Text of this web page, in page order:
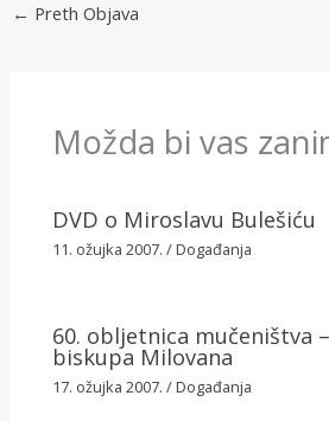
← Preth Objava
Možda bi vas
DVD o Miroslavu Bulešiću
11. ožujka 2007./Događanja
60. obljetnica mučeništva
biskupa Milovana
17. ožujka 2007./Događanja